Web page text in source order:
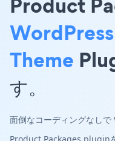
Theme
す。
面倒なコーディングなし